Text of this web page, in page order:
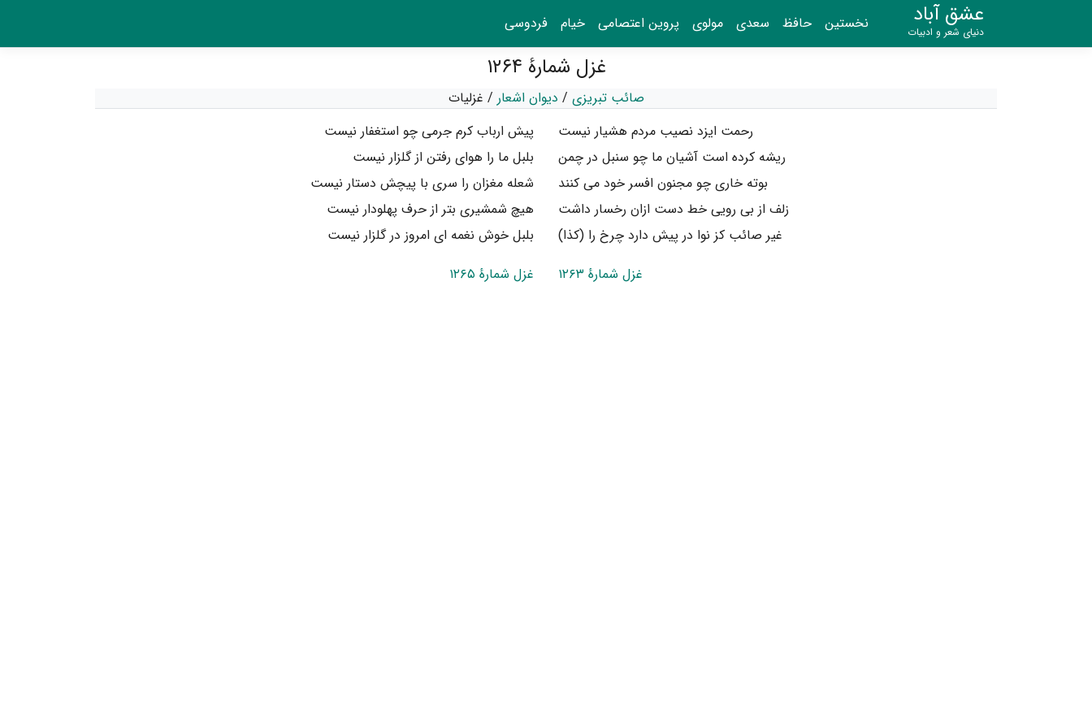
عشق آباد
دنیای شعر و ادبیات نخستین حافظ سعدی مولوی پروین اعتصامی خیام فردوسی
غزل شمارهٔ ۱۲۶۴
صائب تبریزی / دیوان اشعار / غزلیات
رحمت ایزد نصیب مردم هشیار نیست
پیش ارباب کرم جرمی چو استغفار نیست
ریشه کرده است آشیان ما چو سنبل در چمن
بلبل ما را هوای رفتن از گلزار نیست
بوته خاری چو مجنون افسر خود می کنند
شعله مغزان را سری با پیچش دستار نیست
زلف از بی رویی خط دست ازان رخسار داشت
هیچ شمشیری بتر از حرف پهلودار نیست
غیر صائب کز نوا در پیش دارد چرخ را (کذا)
بلبل خوش نغمه ای امروز در گلزار نیست
غزل شمارهٔ ۱۲۶۳
غزل شمارهٔ ۱۲۶۵